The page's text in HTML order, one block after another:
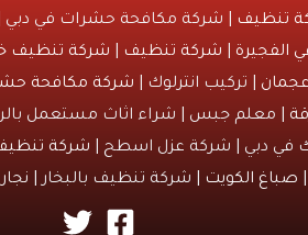
تنظيف | شركة مكافحة حشرات في دبي |
الفجيرة شركة تنظيف شركة تنظيف
| تركيب انترلوك | شركة مكافحة
| معلم جبس | شراء اثاث مستعمل
في دبي | شركة عزل اسطح | شركة
صباغ الكويت | شركة تنظيف بالبخار |